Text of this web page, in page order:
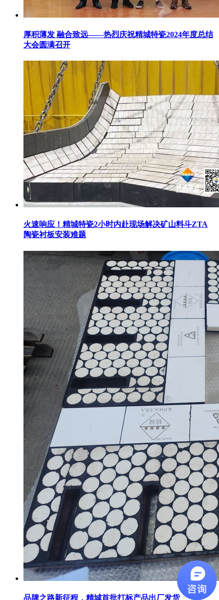
厚积薄发 融合致远——热烈庆祝精城特瓷2024年度总结
大会圆满召开
火速响应！精城特瓷2小时内赴现场解决矿山料斗ZTA
陶瓷衬板安装难题
品牌之路新征程，精城首批打标产品出厂发货